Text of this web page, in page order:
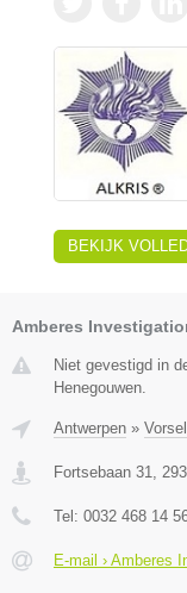
BEKIJK
Amberes
Niet gevestigd in
Henegouwen.
Antwerpen »
Fortsebaan 31
Tel: 0032 468 14
E-mail › Amberes